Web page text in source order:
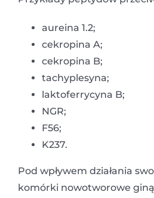
aureina 1.2;
cekropina A;
cekropina B;
tachyplesyna;
laktoferrycyna B;
NGR;
F56;
K237.
Pod wpływem działania
komórki nowotworowe